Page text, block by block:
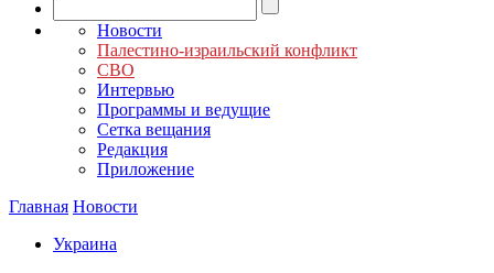
Новости
Палестино-израильский конфликт
СВО
Интервью
Программы и ведущие
Сетка вещания
Редакция
Приложение
Главная Новости
Украина